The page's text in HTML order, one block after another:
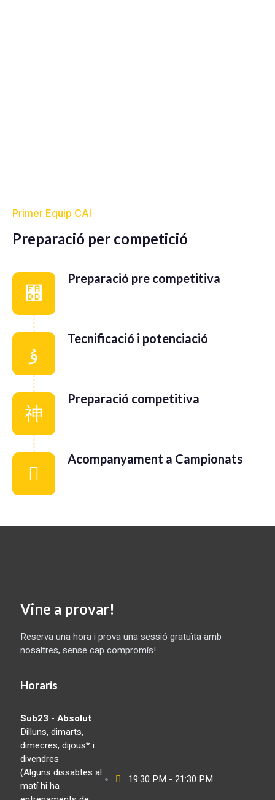
Primer Equip CAI
Preparació per competició
Preparació pre competitiva
Tecnificació i potenciació
Preparació competitiva
Acompanyament a Campionats
Vine a provar!
Reserva una hora i prova una sessió gratuïta amb
nosaltres, sense cap compromís!
Horaris
Sub23 - Absolut
Dilluns, dimarts,
dimecres, dijous* i
divendres
(Alguns dissabtes al
matí hi ha
19:30 PM - 21:30 PM